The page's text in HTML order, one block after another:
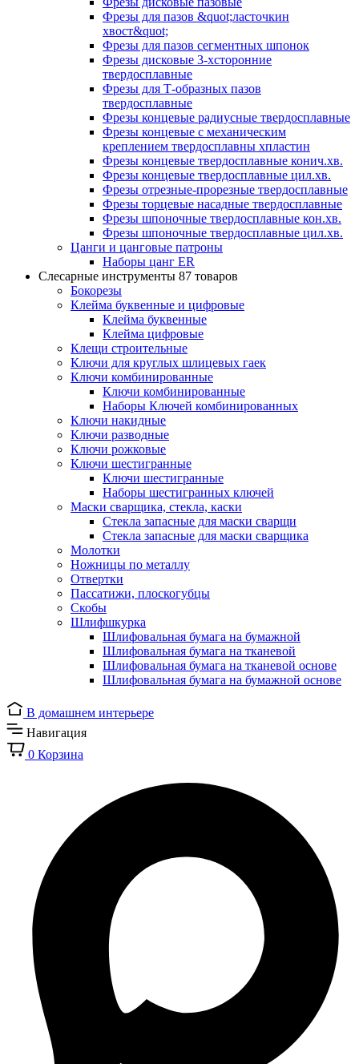
Фрезы для пазов &quot;ласточкин
хвост&quot;
Фрезы для пазов сегментных шпонок
Фрезы дисковые 3-хсторонние
твердосплавные
Фрезы для Т-образных пазов
твердосплавные
Фрезы концевые радиусные твердосплавные
Фрезы концевые с механическим
креплением твердосплавны хпластин
Фрезы концевые твердосплавные конич.хв.
Фрезы концевые твердосплавные цил.хв.
Фрезы отрезные-прорезные твердосплавные
Фрезы торцевые насадные твердосплавные
Фрезы шпоночные твердосплавные кон.хв.
Фрезы шпоночные твердосплавные цил.хв.
Цанги и цанговые патроны
Наборы цанг ER
Слесарные инструменты 87 товаров
Бокорезы
Клейма буквенные и цифровые
Клейма буквенные
Клейма цифровые
Клещи строительные
Ключи для круглых шлицевых гаек
Ключи комбинированные
Ключи комбинированные
Наборы Ключей комбинированных
Ключи накидные
Ключи разводные
Ключи рожковые
Ключи шестигранные
Ключи шестигранные
Наборы шестигранных ключей
Маски сварщика, стекла, каски
Стекла запасные для маски сварщи
Стекла запасные для маски сварщика
Молотки
Ножницы по металлу
Отвертки
Пассатижи, плоскогубцы
Скобы
Шлифшкурка
Шлифовальная бумага на бумажной
Шлифовальная бумага на тканевой
Шлифовальная бумага на тканевой основе
Шлифовальная бумага на бумажной основе
В домашнем интерьере
Навигация
0 Корзина